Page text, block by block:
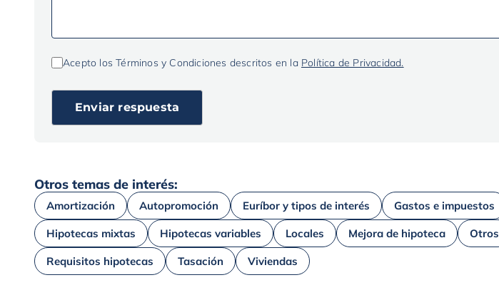
Acepto los Términos y Condiciones descritos en la Política de Privacidad.
Otros temas de interés:
Amortización Autopromoción Euríbor y tipos de interés Gastos e impuestos
Hipotecas mixtas Hipotecas variables Locales Mejora de hipoteca Otros
Requisitos hipotecas Tasación Viviendas